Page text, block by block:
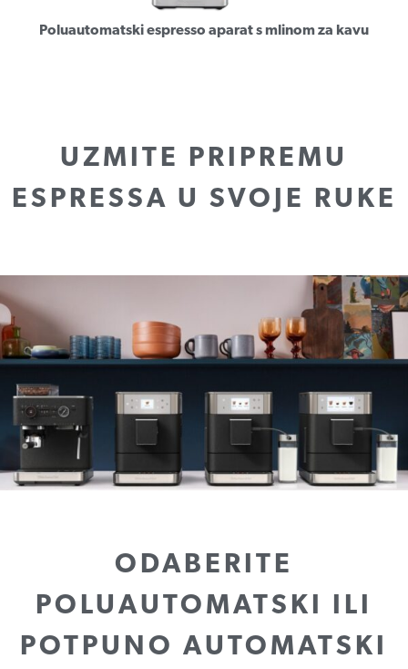
Poluautomatski espresso aparat s mlinom za kavu
UZMITE PRIPREMU
ESPRESSA U SVOJE RUKE
ODABERITE
POLUAUTOMATSKI ILI
POTPUNO AUTOMATSKI